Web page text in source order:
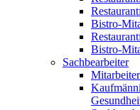
Bistro-
Bistro-
Sachbearbeiter